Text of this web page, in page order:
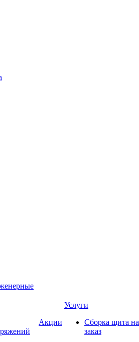
Акции
Услуги
Сборка щита на
заказ